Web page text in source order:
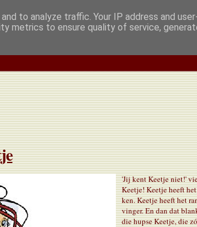
'Jij kent Keetje niet!'
Keetje! Keetje heeft
ken. Keetje heeft het
vinger. En dan dat
die hupse Keetje, die
to analyze traffic. Your IP address and
metrics to ensure quality of service,